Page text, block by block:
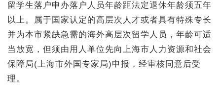
留学生落户申办落户人员年龄距法定退休年龄须五年
以上。属于国家认定的高层次人才或者具有特殊专长
并为本市紧缺急需的海外高层次留学人员，年龄可适
当放宽，但须由用人单位先向上海市人力资源和社会
保障局(上海市外国专家局)申报，经审核同意后受
理。